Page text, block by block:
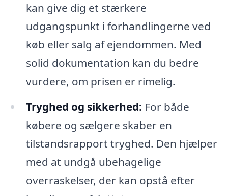
kan give dig et stærkere
udgangspunkt i forhandlingerne ved
køb eller salg af ejendommen. Med
solid dokumentation kan du bedre
vurdere, om prisen er rimelig.
Tryghed og sikkerhed: For både
købere og sælgere skaber en
tilstandsrapport tryghed. Den hjælper
med at undgå ubehagelige
overraskelser, der kan opstå efter